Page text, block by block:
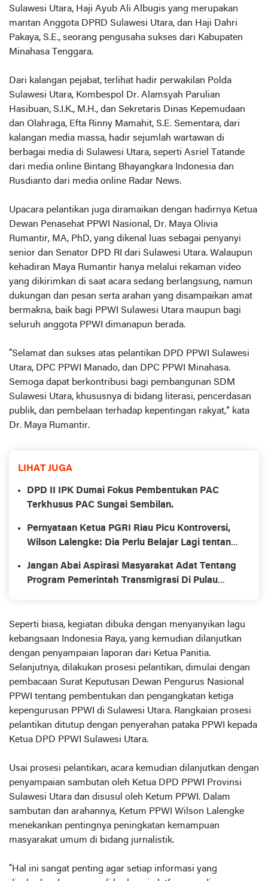
Sulawesi Utara, Haji Ayub Ali Albugis yang merupakan
mantan Anggota DPRD Sulawesi Utara, dan Haji Dahri
Pakaya, S.E., seorang pengusaha sukses dari Kabupaten
Minahasa Tenggara.
Dari kalangan pejabat, terlihat hadir perwakilan Polda
Sulawesi Utara, Kombespol Dr. Alamsyah Parulian
Hasibuan, S.I.K., M.H., dan Sekretaris Dinas Kepemudaan
dan Olahraga, Efta Rinny Mamahit, S.E. Sementara, dari
kalangan media massa, hadir sejumlah wartawan di
berbagai media di Sulawesi Utara, seperti Asriel Tatande
dari media online Bintang Bhayangkara Indonesia dan
Rusdianto dari media online Radar News.
Upacara pelantikan juga diramaikan dengan hadirnya Ketua
Dewan Penasehat PPWI Nasional, Dr. Maya Olivia
Rumantir, MA, PhD, yang dikenal luas sebagai penyanyi
senior dan Senator DPD RI dari Sulawesi Utara. Walaupun
kehadiran Maya Rumantir hanya melalui rekaman video
yang dikirimkan di saat acara sedang berlangsung, namun
dukungan dan pesan serta arahan yang disampaikan amat
bermakna, baik bagi PPWI Sulawesi Utara maupun bagi
seluruh anggota PPWI dimanapun berada.
“Selamat dan sukses atas pelantikan DPD PPWI Sulawesi
Utara, DPC PPWI Manado, dan DPC PPWI Minahasa.
Semoga dapat berkontribusi bagi pembangunan SDM
Sulawesi Utara, khususnya di bidang literasi, pencerdasan
publik, dan pembelaan terhadap kepentingan rakyat,” kata
Dr. Maya Rumantir.
LIHAT JUGA
DPD II IPK Dumai Fokus Pembentukan PAC
Terkhusus PAC Sungai Sembilan.
Pernyataan Ketua PGRI Riau Picu Kontroversi,
Wilson Lalengke: Dia Perlu Belajar Lagi tentang
Jangan Abai Aspirasi Masyarakat Adat Tentang
Program Pemerintah Transmigrasi Di Pulau
Seperti biasa, kegiatan dibuka dengan menyanyikan lagu
kebangsaan Indonesia Raya, yang kemudian dilanjutkan
dengan penyampaian laporan dari Ketua Panitia.
Selanjutnya, dilakukan prosesi pelantikan, dimulai dengan
pembacaan Surat Keputusan Dewan Pengurus Nasional
PPWI tentang pembentukan dan pengangkatan ketiga
kepengurusan PPWI di Sulawesi Utara. Rangkaian prosesi
pelantikan ditutup dengan penyerahan pataka PPWI kepada
Ketua DPD PPWI Sulawesi Utara.
Usai prosesi pelantikan, acara kemudian dilanjutkan dengan
penyampaian sambutan oleh Ketua DPD PPWI Provinsi
Sulawesi Utara dan disusul oleh Ketum PPWI. Dalam
sambutan dan arahannya, Ketum PPWI Wilson Lalengke
menekankan pentingnya peningkatan kemampuan
masyarakat umum di bidang jurnalistik.
“Hal ini sangat penting agar setiap informasi yang